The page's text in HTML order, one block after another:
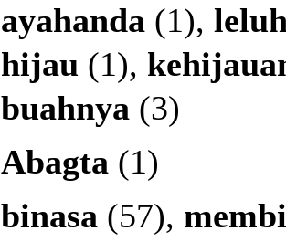
ayahanda (1),
hijau (1),
buahnya (3)
Abagta (1)
binasa (57),